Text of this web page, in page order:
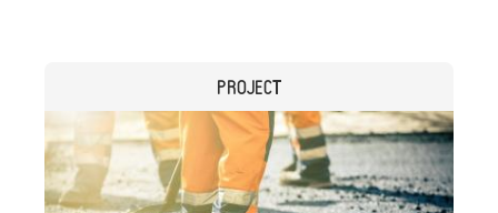
PROJECT
image
Afbeelding